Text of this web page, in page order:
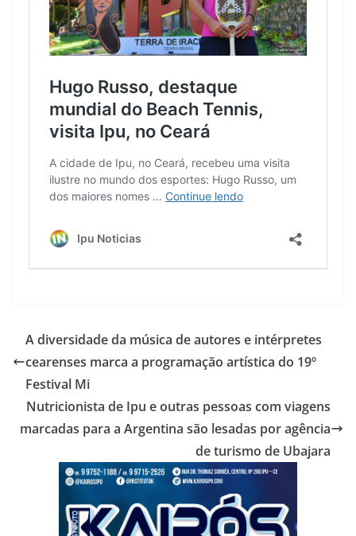
A diversidade da música de autores e intérpretes
cearenses marca a programação artística do 19º
Festival Mi
Nutricionista de Ipu e outras pessoas com viagens
marcadas para a Argentina são lesadas por agência
de turismo de Ubajara